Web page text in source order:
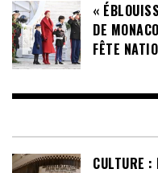
«
DE
FÊTE
CULTURE :